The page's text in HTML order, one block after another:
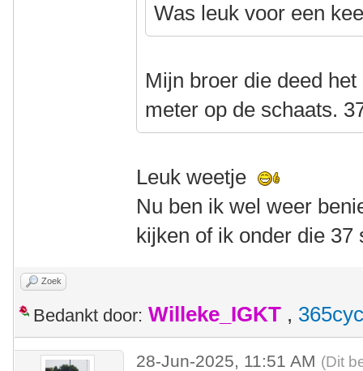
Was leuk voor een
Mijn broer die deed
meter op de schaats.
Leuk weetje
Nu ben ik wel weer
kijken of ik onder die 37
Zoek
Bedankt door: Willeke_IGKT ,
28-Jun-2025, 11:51 AM (Dit